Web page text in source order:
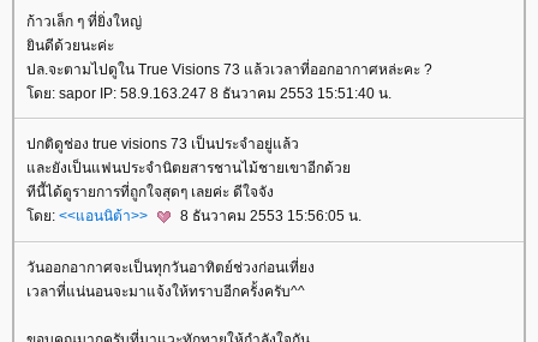
ก้าวเล็ก ๆ ที่ยิ่งใหญ่
ินดีด้วยนะค่ะ
ปล.จะตามไปดูใน True Visions 73 แล้วเวลาที่ออกอากาศหล่ะคะ ?
ดย: sapor IP: 58.9.163.247 8 ธันวาคม 2553 15:51:40 น.
ปกติดูช่อง true visions 73 เป็นประจำอยู่แล้ว
ละยังเป็นแฟนประจำนิตยสารชานไม้ชายเขาอีกด้ว
ทีนี้ได้ดูรายการที่ถูกใจสุดๆ เลยค่ะ ดีใจจัง
ดย: <<แอนนิต้า>> 8 ธันวาคม 2553 15:56:05 น.
วันออกอากาศจะเป็นทุกวันอาทิตย์ช่วงก่อนเที่ยง
เวลาที่แน่นอนจะมาแจ้งให้ทราบอีกครั้งครับ^^